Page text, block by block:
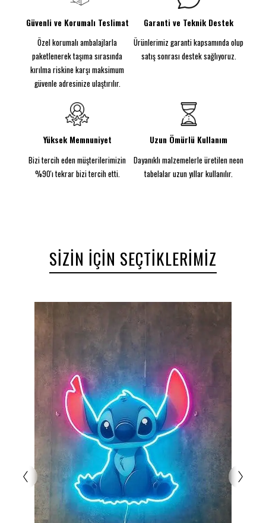
Ebatları sayesinde, bu tabela hem duvarda hem de
masalarda dikkat çekici bir şekilde kullanılabilir.
Enerji tasarruflu LED teknolojisi, uzun süreli
kullanımda bile çevre dostu bir seçenek sağlar.
Ayrıca, neon tabela, şekle göre kesilmiş arka
planıyla estetik bir görünüm sunar.
ile hızlıca monte edebilir veya 3M Komut Şeritleri
ile sadece bir dakikada yerleştirebilirsiniz.
Flamingo Balon Neon Tabela, çocuk odalarından
parti alanlarına kadar her yerde kullanılabilir.
Eğlenceli tasarımıyla, özel anlarınızı daha da
keyifli hale getirecek! Mekanınıza bu renkli ve
Güvenli ve Korumalı Teslimat
Özel korumalı ambalajlarla
paketlenerek taşıma sırasında
kırılma riskine karşı maksimum
güvenle adresinize ulaştırılır.
Garanti ve Teknik Destek
Ürünlerimiz garanti kapsamında olup
satış sonrası destek sağlıyoruz.
Yüksek Memnuniyet
Bizi tercih eden müşterilerimizin
%90'ı tekrar bizi tercih etti.
Uzun Ömürlü Kullanım
Dayanıklı malzemelerle üretilen neon
tabelalar uzun yıllar kullanılır.
SIZIN İÇIN SEÇTIKLERIMIZ